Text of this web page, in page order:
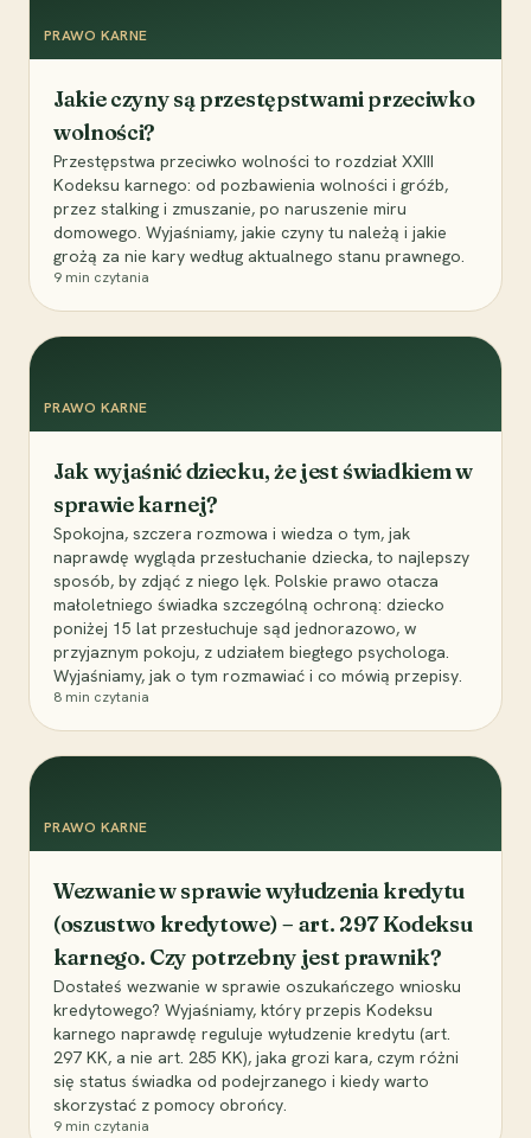
PRAWO KARNE
Jakie czyny są przestępstwami przeciwko
wolności?
Przestępstwa przeciwko wolności to rozdział XXIII
Kodeksu karnego: od pozbawienia wolności i gróźb,
przez stalking i zmuszanie, po naruszenie miru
domowego. Wyjaśniamy, jakie czyny tu należą i jakie
grożą za nie kary według aktualnego stanu prawnego.
9 min czytania
PRAWO KARNE
Jak wyjaśnić dziecku, że jest świadkiem w
sprawie karnej?
Spokojna, szczera rozmowa i wiedza o tym, jak
naprawdę wygląda przesłuchanie dziecka, to najlepszy
sposób, by zdjąć z niego lęk. Polskie prawo otacza
małoletniego świadka szczególną ochroną: dziecko
poniżej 15 lat przesłuchuje sąd jednorazowo, w
przyjaznym pokoju, z udziałem biegłego psychologa.
Wyjaśniamy, jak o tym rozmawiać i co mówią przepisy.
8 min czytania
PRAWO KARNE
Wezwanie w sprawie wyłudzenia kredytu
(oszustwo kredytowe) – art. 297 Kodeksu
karnego. Czy potrzebny jest prawnik?
Dostałeś wezwanie w sprawie oszukańczego wniosku
kredytowego? Wyjaśniamy, który przepis Kodeksu
karnego naprawdę reguluje wyłudzenie kredytu (art.
297 KK, a nie art. 285 KK), jaka grozi kara, czym różni
się status świadka od podejrzanego i kiedy warto
skorzystać z pomocy obrońcy.
9 min czytania